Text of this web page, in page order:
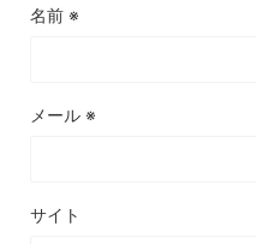
利用者
もしれないが、収益還元法に
し、借地借家法で借主が守ら
名前 ※
メール ※
サイト